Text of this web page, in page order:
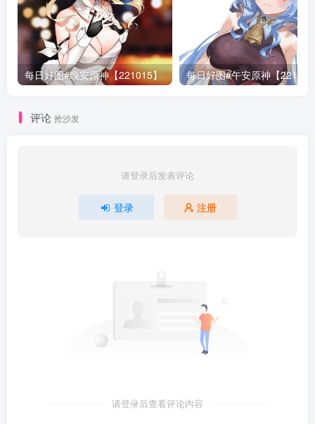
每日好图#晚安原神【221015】 每日好图#午安原神【
评论 抢沙发
请登录后发表评论
登录 注册
请登录后查看评论内容